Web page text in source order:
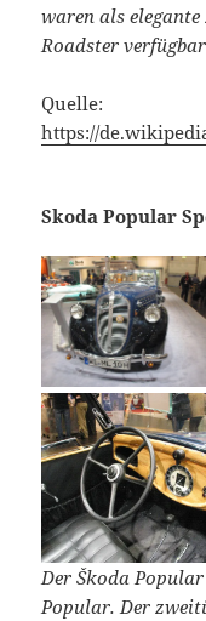
waren als
Roadster
Quelle:
https://
Skoda Popular
Der Škoda
Popular. Der